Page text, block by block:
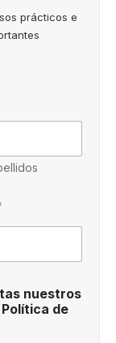
prácticos e
nuestros
de